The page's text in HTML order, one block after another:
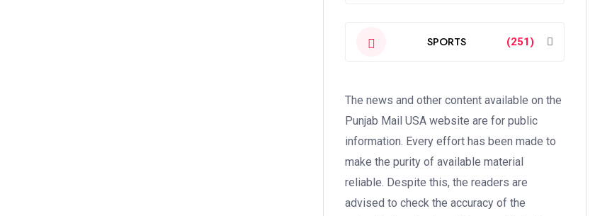
SPORTS (251)
The news and other content available on the
Punjab Mail USA website are for public
information. Every effort has been made to
make the purity of available material
reliable. Despite this, the readers are
advised to check the accuracy of the